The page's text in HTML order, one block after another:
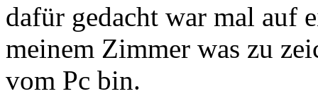
dafür gedacht war mal auf
meinem Zimmer was zu
vom Pc bin.